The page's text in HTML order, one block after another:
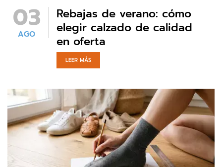
03
AGO
Rebajas de verano: cómo
elegir calzado de calidad
en oferta
LEER MÁS